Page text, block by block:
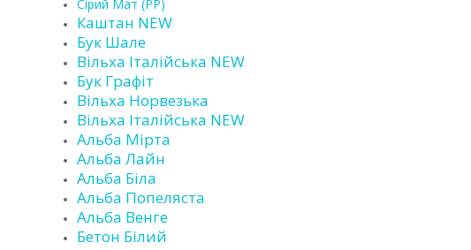
Сірий Мат (PP)
Каштан NEW
Бук Шале
Вільха Італійська NEW
Бук Графіт
Вільха Норвезька
Вільха Італійська NEW
Альба Мірта
Альба Лайн
Альба Біла
Альба Попеляста
Альба Венге
Бетон Білий